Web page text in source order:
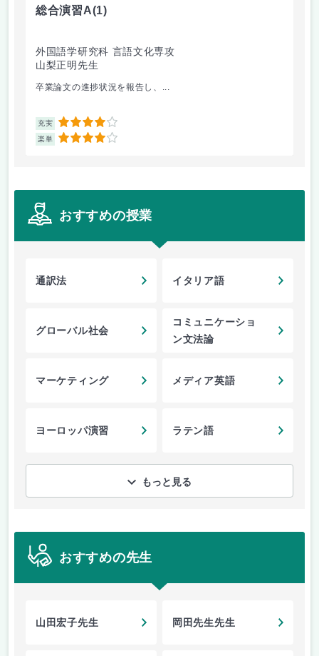
総合演習A(1)
外国語学研究科 言語文化専攻
山梨正明先生
卒業論文の進捗状況を報告し、...
充実 4
楽単 4
おすすめの授業
通訳法 イタリア語
グローバル社会
コミュニケーショ
ン文法論
マーケティング メディア英語
ヨーロッパ演習 ラテン語
もっと見る
おすすめの先生
山田宏子先生 岡田先生先生